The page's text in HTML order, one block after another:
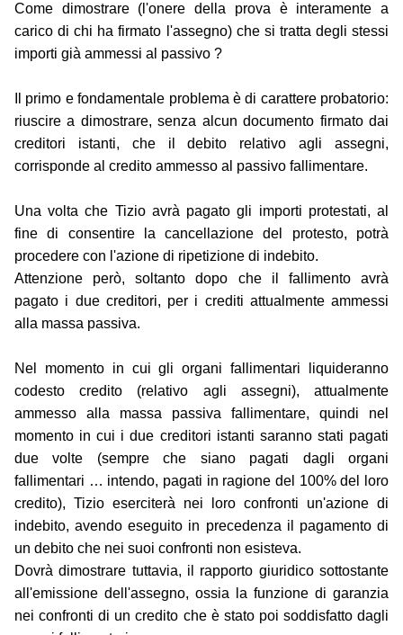
Come dimostrare (l'onere della prova è interamente a
carico di chi ha firmato l'assegno) che si tratta degli stessi
importi già ammessi al passivo ?
Il primo e fondamentale problema è di carattere probatorio:
riuscire a dimostrare, senza alcun documento firmato dai
creditori istanti, che il debito relativo agli assegni,
corrisponde al credito ammesso al passivo fallimentare.
Una volta che Tizio avrà pagato gli importi protestati, al
fine di consentire la cancellazione del protesto, potrà
procedere con l'azione di ripetizione di indebito.
Attenzione però, soltanto dopo che il fallimento avrà
pagato i due creditori, per i crediti attualmente ammessi
alla massa passiva.
Nel momento in cui gli organi fallimentari liquideranno
codesto credito (relativo agli assegni), attualmente
ammesso alla massa passiva fallimentare, quindi nel
momento in cui i due creditori istanti saranno stati pagati
due volte (sempre che siano pagati dagli organi
fallimentari … intendo, pagati in ragione del 100% del loro
credito), Tizio eserciterà nei loro confronti un'azione di
indebito, avendo eseguito in precedenza il pagamento di
un debito che nei suoi confronti non esisteva.
Dovrà dimostrare tuttavia, il rapporto giuridico sottostante
all'emissione dell'assegno, ossia la funzione di garanzia
nei confronti di un credito che è stato poi soddisfatto dagli